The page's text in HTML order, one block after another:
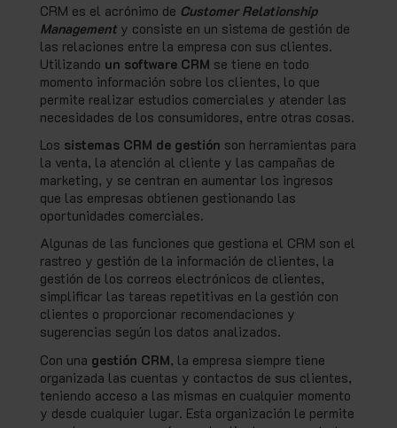
CRM es el acrónimo de Customer Relationship
Management y consiste en un sistema de gestión de
las relaciones entre la empresa con sus clientes.
Utilizando un software CRM se tiene en todo
momento información sobre los clientes, lo que
permite realizar estudios comerciales y atender las
necesidades de los consumidores, entre otras cosas.
Los sistemas CRM de gestión son herramientas para
la venta, la atención al cliente y las campañas de
marketing, y se centran en aumentar los ingresos
que las empresas obtienen gestionando las
oportunidades comerciales.
Algunas de las funciones que gestiona el CRM son el
rastreo y gestión de la información de clientes, la
gestión de los correos electrónicos de clientes,
simplificar las tareas repetitivas en la gestión con
clientes o proporcionar recomendaciones y
sugerencias según los datos analizados.
Con una gestión CRM, la empresa siempre tiene
organizada las cuentas y contactos de sus clientes,
teniendo acceso a las mismas en cualquier momento
y desde cualquier lugar. Esta organización le permite